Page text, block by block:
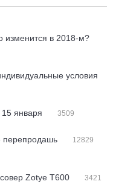
изменится в 2018-м?
условия
января 3509
перепродашь
12829
Zotye T600 3421